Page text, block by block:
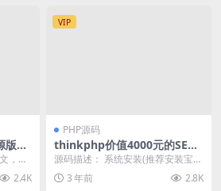
版源
，视
自
2.4K
VIP
PHP源码
thinkphp价值4000元的SEO
按天计费系统源码
源码描述： 系统安装(推荐安装宝
塔) 添加站点时，搭建后，到宝塔网
站列表点设置，...
3 年前 2.8K